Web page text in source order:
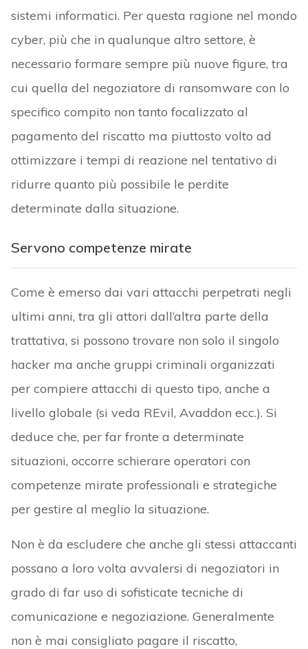
sistemi informatici. Per questa ragione nel mondo
cyber, più che in qualunque altro settore, è
necessario formare sempre più nuove figure, tra
cui quella del negoziatore di ransomware con lo
specifico compito non tanto focalizzato al
pagamento del riscatto ma piuttosto volto ad
ottimizzare i tempi di reazione nel tentativo di
ridurre quanto più possibile le perdite
determinate dalla situazione.
Servono competenze mirate
Come è emerso dai vari attacchi perpetrati negli
ultimi anni, tra gli attori dall’altra parte della
trattativa, si possono trovare non solo il singolo
hacker ma anche gruppi criminali organizzati
per compiere attacchi di questo tipo, anche a
livello globale (si veda REvil, Avaddon ecc.). Si
deduce che, per far fronte a determinate
situazioni, occorre schierare operatori con
competenze mirate professionali e strategiche
per gestire al meglio la situazione.
Non è da escludere che anche gli stessi attaccanti
possano a loro volta avvalersi di negoziatori in
grado di far uso di sofisticate tecniche di
comunicazione e negoziazione. Generalmente
non è mai consigliato pagare il riscatto,